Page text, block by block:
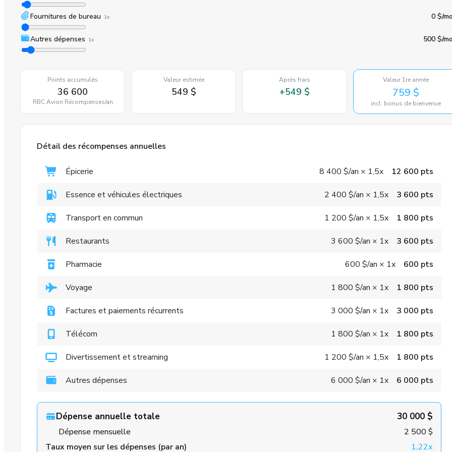
Fournitures de bureau 1x 0 $/
Autres dépenses 1x 500 $/
Points accumulés
36 600
RBC Avion Récompenses/an
Valeur estimée
549 $
Après frais
+549 $
Valeur 1re année
759 $
incl. bonus de bienvenue
Détail des récompenses annuelles
Épicerie 8 400 $/an × 1,5x 12 600 pts
Essence et véhicules électriques 2 400 $/an × 1,5x 3 600 pts
Transport en commun 1 200 $/an × 1,5x 1 800 pts
Restaurants 3 600 $/an × 1x 3 600 pts
Pharmacie 600 $/an × 1x 600 pts
Voyage 1 800 $/an × 1x 1 800 pts
Factures et paiements récurrents 3 000 $/an × 1x 3 000 pts
Télécom 1 800 $/an × 1x 1 800 pts
Divertissement et streaming 1 200 $/an × 1,5x 1 800 pts
Autres dépenses 6 000 $/an × 1x 6 000 pts
Dépense annuelle totale 30 000 $
Dépense mensuelle
2 500 $
Taux moyen sur les dépenses (par an)
1,22x